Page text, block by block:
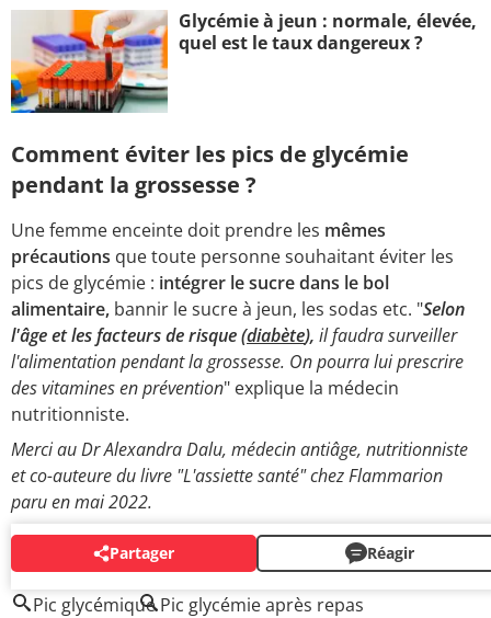
Glycémie à jeun : normale, élevée,
quel est le taux dangereux ?
Comment éviter les pics de glycémie
pendant la grossesse ?
Une femme enceinte doit prendre les mêmes
précautions que toute personne souhaitant éviter les
pics de glycémie : intégrer le sucre dans le bol
alimentaire, bannir le sucre à jeun, les sodas etc. "Selon
l'âge et les facteurs de risque (diabète), il faudra surveiller
l'alimentation pendant la grossesse. On pourra lui prescrire
des vitamines en prévention" explique la médecin
nutritionniste.
Merci au Dr Alexandra Dalu, médecin antiâge, nutritionniste
et co-auteure du livre "L'assiette santé" chez Flammarion
paru en mai 2022.
Partager Réagir
AUTOUR DU MÊME SUJET
Pic glycémique Pic glycémie après repas